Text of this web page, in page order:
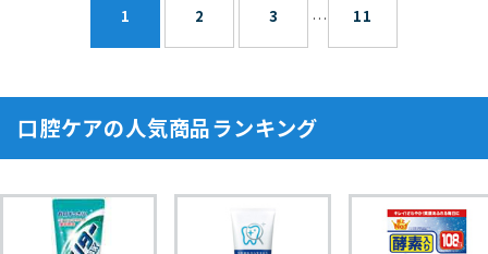
1 2 3 … 11
口腔ケアの人気商品ランキング